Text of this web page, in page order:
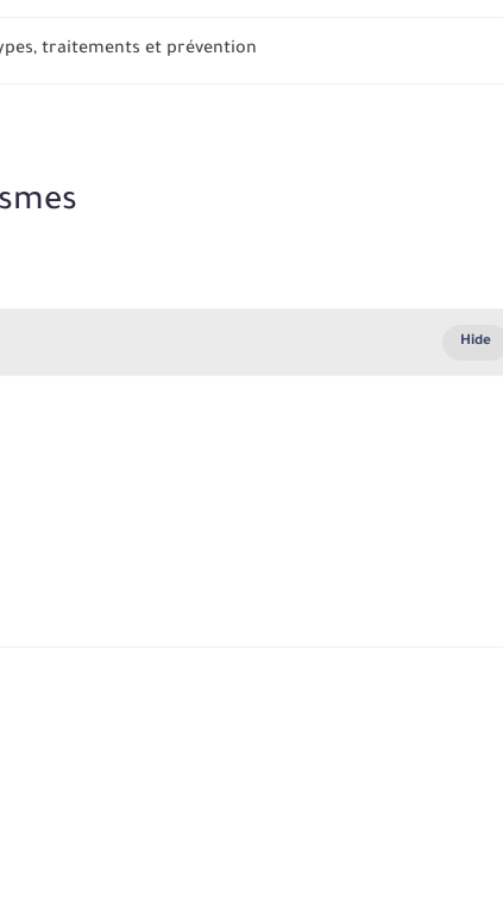
et traitements pour une peau...